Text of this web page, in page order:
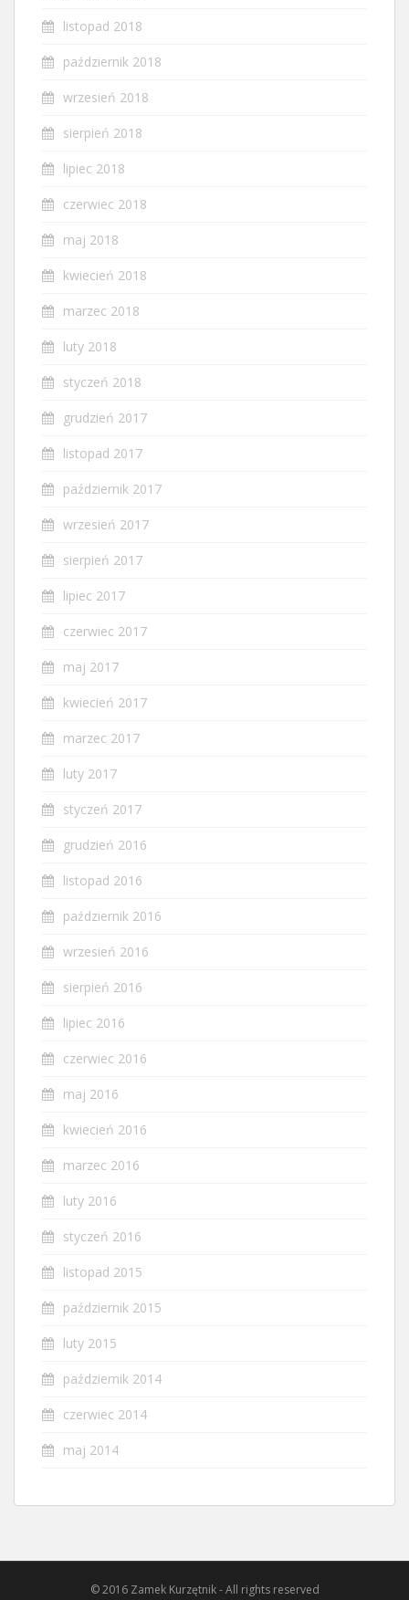
listopad 2018
październik 2018
wrzesień 2018
sierpień 2018
lipiec 2018
czerwiec 2018
maj 2018
kwiecień 2018
marzec 2018
luty 2018
styczeń 2018
grudzień 2017
listopad 2017
październik 2017
wrzesień 2017
sierpień 2017
lipiec 2017
czerwiec 2017
maj 2017
kwiecień 2017
marzec 2017
luty 2017
styczeń 2017
grudzień 2016
listopad 2016
październik 2016
wrzesień 2016
sierpień 2016
lipiec 2016
czerwiec 2016
maj 2016
kwiecień 2016
marzec 2016
luty 2016
styczeń 2016
listopad 2015
październik 2015
luty 2015
październik 2014
czerwiec 2014
maj 2014
© 2016 Zamek Kurzętnik - All rights reserved